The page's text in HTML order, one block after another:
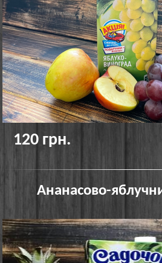
120 грн.
Ананасово-